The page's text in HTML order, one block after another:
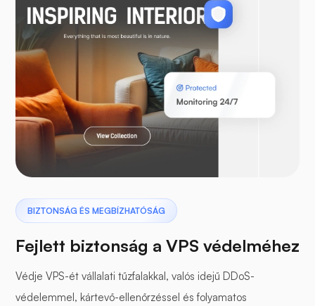
WooCommerce
Laravel
Szárnyas gyík
BIZTONSÁG ÉS MEGBÍZHATÓSÁG
Fejlett biztonság a VPS védelméhez
Védje VPS-ét vállalati tűzfalakkal, valós idejű DDoS-
védelemmel, kártevő-ellenőrzéssel és folyamatos